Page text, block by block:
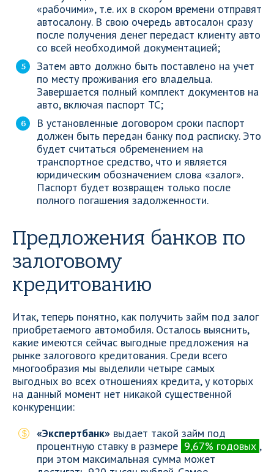
«рабочими», т.е. их в скором времени отправят
автосалону. В свою очередь автосалон сразу
после получения денег передаст клиенту авто
со всей необходимой документацией;
Затем авто должно быть поставлено на учет
по месту проживания его владельца.
Завершается полный комплект документов на
авто, включая паспорт ТС;
В установленные договором сроки паспорт
должен быть передан банку под расписку. Это
будет считаться обременением на
транспортное средство, что и является
юридическим обозначением слова «залог».
Паспорт будет возвращен только после
полного погашения задолженности.
Предложения банков по
залоговому
кредитованию
Итак, теперь понятно, как получить займ под залог
приобретаемого автомобиля. Осталось выяснить,
какие имеются сейчас выгодные предложения на
рынке залогового кредитования. Среди всего
многообразия мы выделили четыре самых
выгодных во всех отношениях кредита, у которых
на данный момент нет никакой существенной
конкуренции:
«Экспертбанк» выдает такой займ под
процентную ставку в размере 9,67% годовых ,
при этом максимальная сумма может